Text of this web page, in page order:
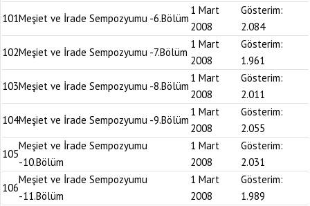
101Meşiet ve İrade Sempozyumu -6.Bölüm
1 Mart
2008
Gösterim:
2.084
102Meşiet ve İrade Sempozyumu -7.Bölüm
1 Mart
2008
Gösterim:
1.961
103Meşiet ve İrade Sempozyumu -8.Bölüm
1 Mart
2008
Gösterim:
2.011
104Meşiet ve İrade Sempozyumu -9.Bölüm
1 Mart
2008
Gösterim:
2.055
105
Meşiet ve İrade Sempozyumu
-10.Bölüm
1 Mart
2008
Gösterim:
2.031
106
Meşiet ve İrade Sempozyumu
-11.Bölüm
1 Mart
2008
Gösterim:
1.989